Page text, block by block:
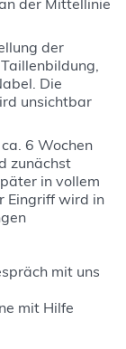
der Mittellinie
der
Die
unsichtbar
6 Wochen
zunächst
in vollem
Eingriff wird in
mit uns
mit Hilfe